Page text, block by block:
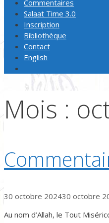
Commentaires
Salaat Time 3.0
Inscription
Bibliothèque
Contact
English
Mois :
30 octobre 202430 octobre
Au nom d’Allah, le Tout